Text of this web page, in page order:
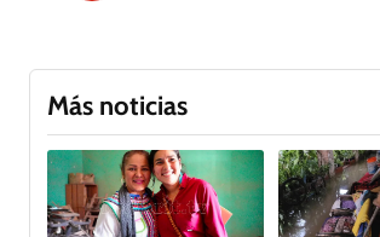
Más noticias